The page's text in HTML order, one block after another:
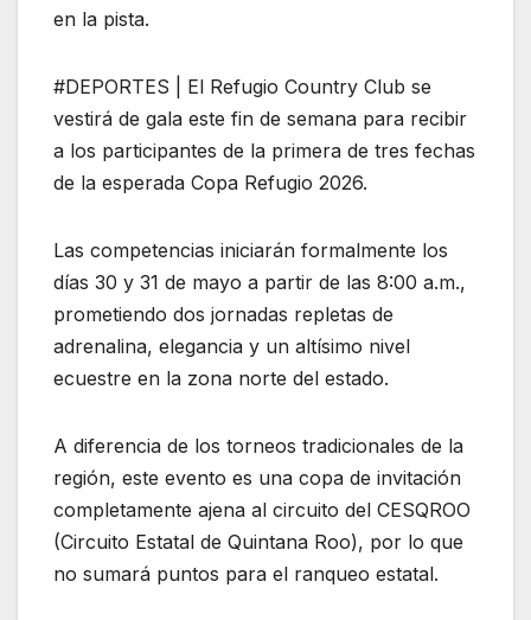
en la pista.
#DEPORTES | El Refugio Country Club se
vestirá de gala este fin de semana para recibir
a los participantes de la primera de tres fechas
de la esperada Copa Refugio 2026.
Las competencias iniciarán formalmente los
días 30 y 31 de mayo a partir de las 8:00 a.m.,
prometiendo dos jornadas repletas de
adrenalina, elegancia y un altísimo nivel
ecuestre en la zona norte del estado.
A diferencia de los torneos tradicionales de la
región, este evento es una copa de invitación
completamente ajena al circuito del CESQROO
(Circuito Estatal de Quintana Roo), por lo que
no sumará puntos para el ranqueo estatal.